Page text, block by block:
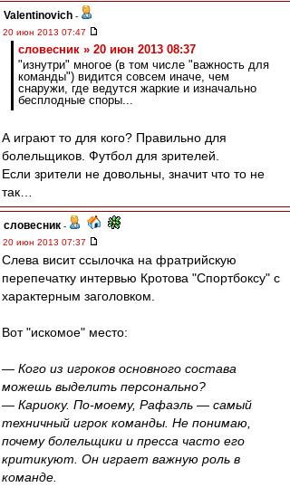
Valentinovich -
20 июн 2013 07:47
словесник » 20 июн 2013 08:37
"изнутри" многое (в том числе "важность для
команды") видится совсем иначе, чем
снаружи, где ведутся жаркие и изначально
бесплодные споры...
А играют то для кого? Правильно для
болельщиков. Футбол для зрителей.
Если зрители не довольны, значит что то не
так…
словесник -
20 июн 2013 07:37
Слева висит ссылочка на фратрийскую
перепечатку интервью Кротова "Спортбоксу" с
характерным заголовком.
Вот "искомое" место:
— Кого из игроков основного состава
можешь выделить персонально?
— Кариоку. По-моему, Рафаэль — самый
техничный игрок команды. Не понимаю,
почему болельщики и пресса часто его
критикуют. Он играет важную роль в
команде.